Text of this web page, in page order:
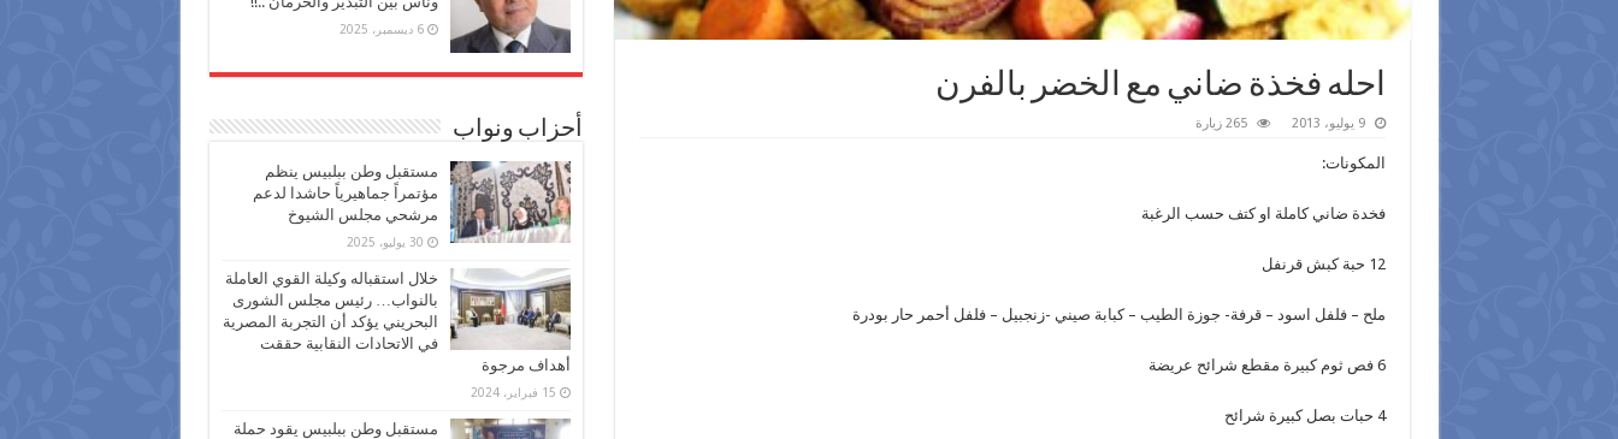
احله فخذة ضاني مع الخضر بالفرن
9 يوليو، 2013 265 زيارة
المكونات:
فخدة ضاني كاملة او كتف حسب الرغبة
12 حبة كبش قرنفل
ملح – فلفل اسود – قرفة- جوزة الطيب – كبابة صيني -زنجبيل – فلفل أحمر حار بودرة
6 فص ثوم كبيرة مقطع شرائح عريضة
4 حبات بصل كبيرة شرائح
6 ديسمبر، 2025
أحزاب ونواب
مستقبل وطن ببلبيس ينظم
مؤتمراً جماهيرياً حاشدا لدعم
مرشحي مجلس الشيوخ
30 يوليو، 2025
خلال استقباله وكيلة القوي العاملة
بالنواب… رئيس مجلس الشورى
البحريني يؤكد أن التجربة المصرية
في الاتحادات النقابية حققت
أهداف مرجوة
15 فبراير، 2024
مستقبل وطن ببلبيس يقود حملة